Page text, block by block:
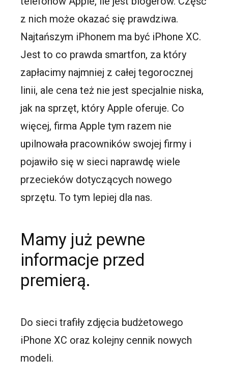
z nich może okazać się prawdziwa.
Najtańszym iPhonem ma być iPhone XC.
Jest to co prawda smartfon, za który
zapłacimy najmniej z całej tegorocznej
linii, ale cena też nie jest specjalnie niska,
jak na sprzęt, który Apple oferuje. Co
więcej, firma Apple tym razem nie
upilnowała pracowników swojej firmy i
pojawiło się w sieci naprawdę wiele
przecieków dotyczących nowego
sprzętu. To tym lepiej dla nas.
Mamy już pewne
informacje przed
premierą.
Do sieci trafiły zdjęcia budżetowego
iPhone XC oraz kolejny cennik nowych
modeli.